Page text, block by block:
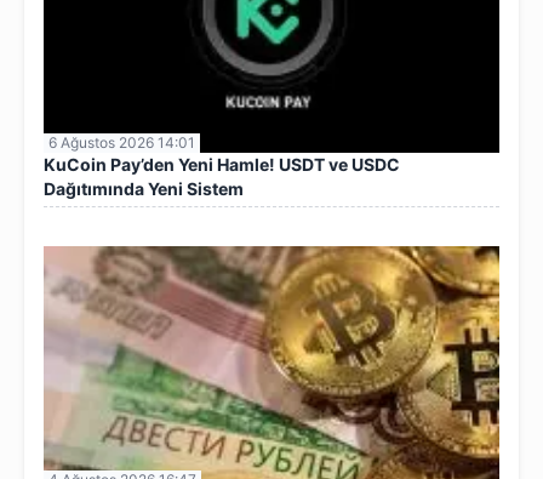
6 Ağustos 2026 14:01
KuCoin Pay’den Yeni Hamle! USDT ve USDC
Dağıtımında Yeni Sistem